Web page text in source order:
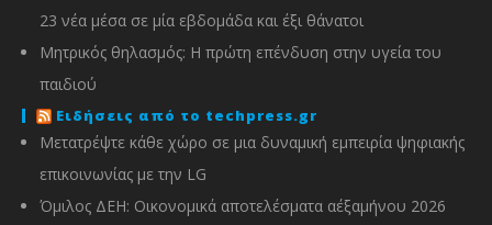
23 νέα μέσα σε μία εβδομάδα και έξι θάνατοι
Μητρικός θηλασμός: Η πρώτη επένδυση στην υγεία του
παιδιού
Ειδήσεις από το techpress.gr
Μετατρέψτε κάθε χώρο σε μια δυναμική εμπειρία ψηφιακής
επικοινωνίας με την LG
Όμιλος ΔΕΗ: Οικονομικά αποτελέσματα α΄εξαμήνου 2026